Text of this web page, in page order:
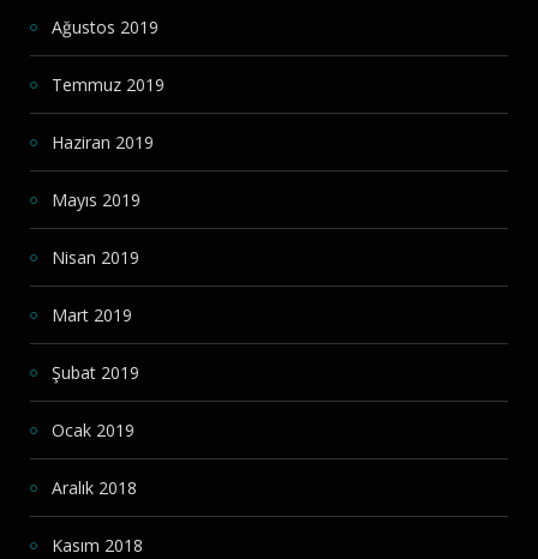
Ağustos 2019
Temmuz 2019
Haziran 2019
Mayıs 2019
Nisan 2019
Mart 2019
Şubat 2019
Ocak 2019
Aralık 2018
Kasım 2018